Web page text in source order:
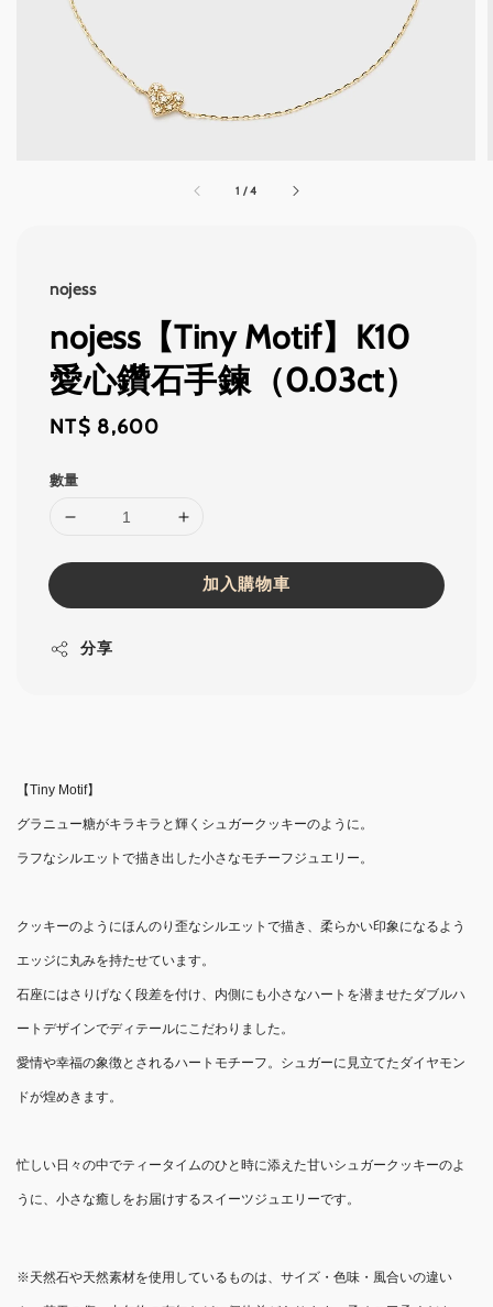
1 /4
nojess
nojess【Tiny Motif】K10
愛心鑽石手鍊（0.03ct）
Regular
NT$ 8,600
數量
加入購物車
分享
【Tiny Motif】
グラニュー糖がキラキラと輝くシュガークッキーのように。
ラフなシルエットで描き出した小さなモチーフジュエリー。
クッキーのようにほんのり歪なシルエットで描き、柔らかい印象になるよう
エッジに丸みを持たせています。
石座にはさりげなく段差を付け、内側にも小さなハートを潜ませたダブルハ
ートデザインでディテールにこだわりました。
愛情や幸福の象徴とされるハートモチーフ。シュガーに見立てたダイヤモン
ドが煌めきます。
忙しい日々の中でティータイムのひと時に添えた甘いシュガークッキーのよ
うに、小さな癒しをお届けするスイーツジュエリーです。
※天然石や天然素材を使用しているものは、サイズ・色味・風合いの違い